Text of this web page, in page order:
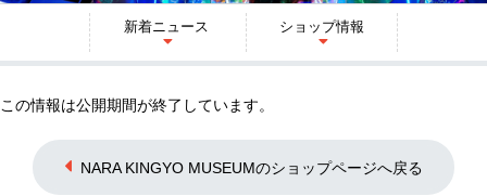
新着ニュース ショップ情報
この情報は公開期間が終了しています。
NARA KINGYO MUSEUMのショップページへ戻る